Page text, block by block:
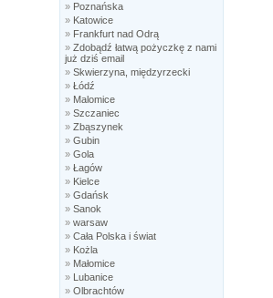
» Poznańska
» Katowice
» Frankfurt nad Odrą
» Zdobądź łatwą pożyczkę z nami
już dziś email
» Skwierzyna, międzyrzecki
» Łódź
» Malomice
» Szczaniec
» Zbąszynek
» Gubin
» Gola
» Łagów
» Kielce
» Gdańsk
» Sanok
» warsaw
» Cała Polska i świat
» Kożla
» Małomice
» Lubanice
» Olbrachtów